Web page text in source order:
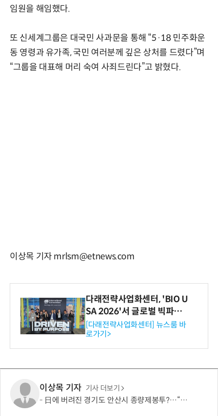
임원을 해임했다.
또 신세계그룹은 대국민 사과문을 통해 “5·18 민주화운
동 영령과 유가족, 국민 여러분께 깊은 상처를 드렸다”며
“그룹을 대표해 머리 숙여 사죄드린다”고 밝혔다.
이상목 기자 mrlsm@etnews.com
다래전략사업화센터, 'BIO U
SA 2026'서 글로벌 빅파마
와의 비즈니스 미팅 지원…K
-바이오 해외 진출 교두보 확
보
[다래전략사업화센터] 뉴스룸 바
로가기>
이상목 기자 기사 더보기
日에 버려진 경기도 안산시 종량제봉투?…“대부분 한글 쓰레기, 세계에 알릴 것”